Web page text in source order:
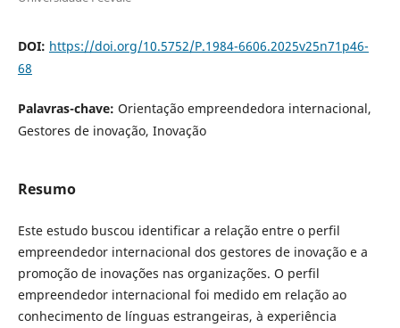
DOI: https://doi.org/10.5752/P.1984-6606.2025v25n71p46-
68
Palavras-chave: Orientação empreendedora internacional,
Gestores de inovação, Inovação
Resumo
Este estudo buscou identificar a relação entre o perfil
empreendedor internacional dos gestores de inovação e a
promoção de inovações nas organizações. O perfil
empreendedor internacional foi medido em relação ao
conhecimento de línguas estrangeiras, à experiência